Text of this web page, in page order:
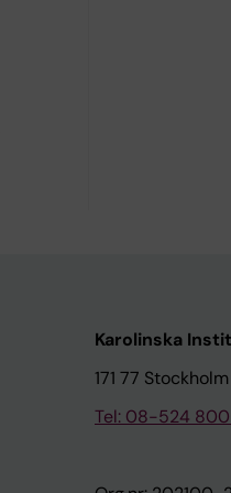
Karolinska
171 77 Stockholm
Tel: 08-524